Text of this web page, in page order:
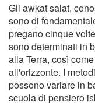
Gli awkat salat,
sono di
pregano cinque
sono determinati in
alla Terra, così
all'orizzonte. I
possono variare in
scuola di pensiero